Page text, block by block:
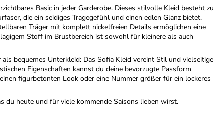
Basic in jeder Garderobe. Dieses stilvolle Kleid besteht zu
die ein seidiges Tragegefühl und einen edlen Glanz bietet.
Träger mit komplett nickelfreien Details ermöglichen eine
Stoff im Brustbereich ist sowohl für kleinere als auch
bequemes Unterkleid: Das Sofia Kleid vereint Stil und vielseitige
Eigenschaften kannst du deine bevorzugte Passform
figurbetonten Look oder eine Nummer größer für ein lockeres
du heute und für viele kommende Saisons lieben wirst.